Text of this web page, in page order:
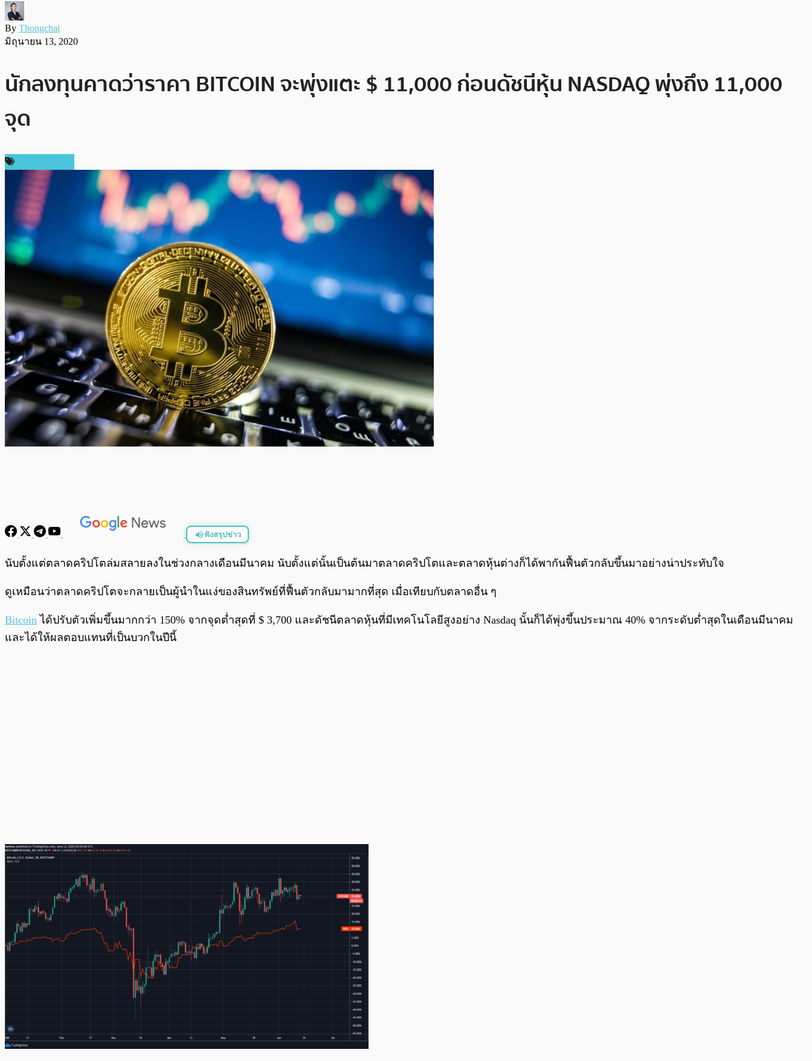
By Thongchai
มิถุนายน 13, 2020
นักลงทุนคาดว่าราคา BITCOIN จะพุ่งแตะ $ 11,000 ก่อนดัชนีหุ้น NASDAQ พุ่งถึง 11,000
จุด
ฟังสรุปข่าว
พร้อมเล่น
นับตั้งแต่ตลาดคริปโตล่มสลายลงในช่วงกลางเดือนมีนาคม นับตั้งแต่นั้นเป็นต้นมาตลาดคริปโตและตลาดหุ้นต่างก็ได้พากันฟื้นตัวกลับขึ้นมาอย่างน่าประทับใจ
ดูเหมือนว่าตลาดคริปโตจะกลายเป็นผู้นำในแง่ของสินทรัพย์ที่ฟื้นตัวกลับมามากที่สุด เมื่อเทียบกับตลาดอื่น ๆ
Bitcoin ได้ปรับตัวเพิ่มขึ้นมากกว่า 150% จากจุดต่ำสุดที่ $ 3,700 และดัชนีตลาดหุ้นที่มีเทคโนโลยีสูงอย่าง Nasdaq นั้นก็ได้พุ่งขึ้นประมาณ 40% จากระดับต่ำสุดในเดือนมีนาคม
และได้ให้ผลตอบแทนที่เป็นบวกในปีนี้